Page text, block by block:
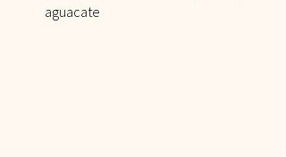
aguacate